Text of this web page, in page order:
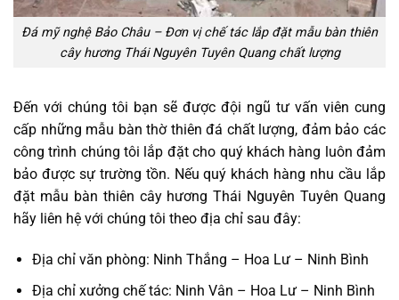
Đá mỹ nghệ Bảo Châu – Đơn vị chế tác lắp đặt mẫu bàn thiên
cây hương Thái Nguyên Tuyên Quang chất lượng
Đến với chúng tôi bạn sẽ được đội ngũ tư vấn viên cung
cấp những mẫu bàn thờ thiên đá chất lượng, đảm bảo các
công trình chúng tôi lắp đặt cho quý khách hàng luôn đảm
bảo được sự trường tồn. Nếu quý khách hàng nhu cầu lắp
đặt mẫu bàn thiên cây hương Thái Nguyên Tuyên Quang
hãy liên hệ với chúng tôi theo địa chỉ sau đây:
Địa chỉ văn phòng: Ninh Thắng – Hoa Lư – Ninh Bình
Địa chỉ xưởng chế tác: Ninh Vân – Hoa Lư – Ninh Bình